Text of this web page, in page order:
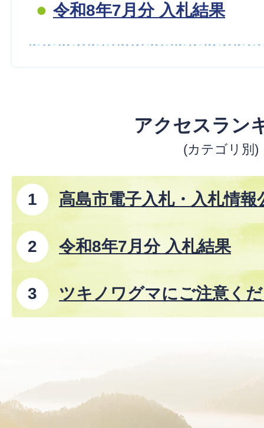
令和8年7月分 入札結果
アクセスラン
(カテゴリ別)
高島市電子入札・入札情
事、コンサルタント業務
令和8年7月分 入札結果
ツキノワグマにご注意く